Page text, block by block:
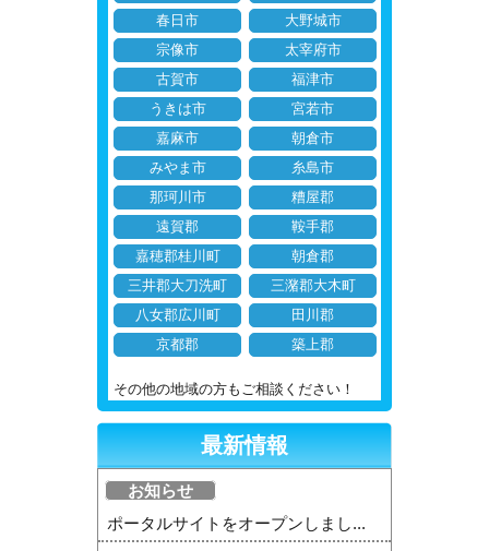
春日市
大野城市
宗像市
太宰府市
古賀市
福津市
うきは市
宮若市
嘉麻市
朝倉市
みやま市
糸島市
那珂川市
糟屋郡
遠賀郡
鞍手郡
嘉穂郡桂川町
朝倉郡
三井郡大刀洗町
三潴郡大木町
八女郡広川町
田川郡
京都郡
築上郡
その他の地域の方もご相談ください！
最新情報
お知らせ
ポータルサイトをオープンしまし...